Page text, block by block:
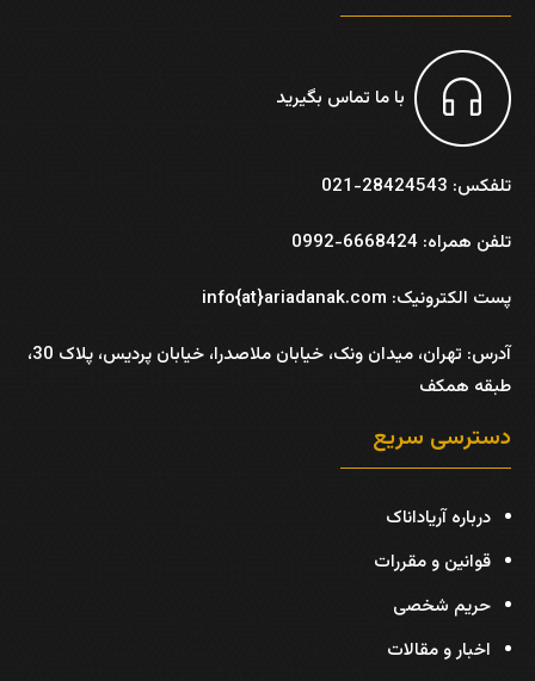
با ما تماس بگیرید
تلفکس: 28424543-021
تلفن همراه: 6668424-0992
پست الکترونیک: info{at}ariadanak.com
آدرس:
تهران، میدان ونک، خیابان ملاصدرا، خیابان پردیس، پلاک 30،
طبقه همکف
دسترسی سریع
درباره آریاداناک
قوانین و مقررات
حریم شخصی
اخبار و مقالات